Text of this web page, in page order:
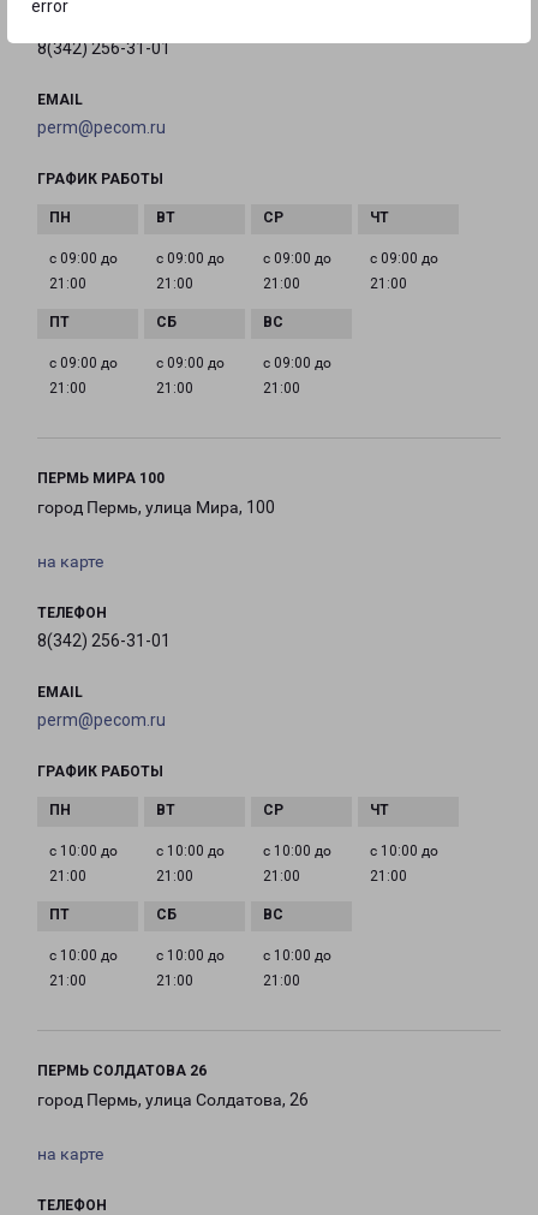
error
8(342) 256-31-01
EMAIL
perm@pecom.ru
ГРАФИК РАБОТЫ
с 09:00 до
21:00
с 09:00 до
21:00
с 09:00 до
21:00
с 09:00 до
21:00
с 09:00 до
21:00
с 09:00 до
21:00
с 09:00 до
21:00
ПЕРМЬ МИРА 100
город Пермь, улица Мира, 100
на карте
ТЕЛЕФОН
8(342) 256-31-01
EMAIL
perm@pecom.ru
ГРАФИК РАБОТЫ
с 10:00 до
21:00
с 10:00 до
21:00
с 10:00 до
21:00
с 10:00 до
21:00
с 10:00 до
21:00
с 10:00 до
21:00
с 10:00 до
21:00
ПЕРМЬ СОЛДАТОВА 26
город Пермь, улица Солдатова, 26
на карте
ТЕЛЕФОН